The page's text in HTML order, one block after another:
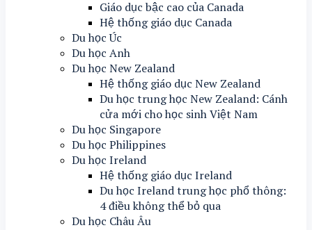
Giáo dục bậc cao của Canada
Hệ thống giáo dục Canada
Du học Úc
Du học Anh
Du học New Zealand
Hệ thống giáo dục New Zealand
Du học trung học New Zealand: Cánh
cửa mới cho học sinh Việt Nam
Du học Singapore
Du học Philippines
Du học Ireland
Hệ thống giáo dục Ireland
Du học Ireland trung học phổ thông:
4 điều không thể bỏ qua
Du học Châu Âu